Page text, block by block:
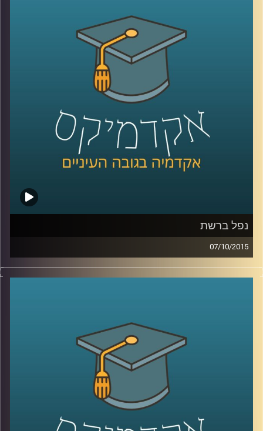
בעשייה למען נשים במעגל האלימות ושזורים
בשירים והגיגים שכתבה, שיראו אור בספרה
"להיות אישה". תכנית מיוחדת לקראת
היום הבינלאומי למיגור האלימות נגד נשים
קרדיט תמונות: AudioVersity
נפל ברשת
07/10/2015
הרשת מבלבלת לנו את כל החוקים! פרופסור
מידע. האחריות תועיל במניעת עבירות כגון
פלישה למידע אישי, הורדות לא חוקיות
ושימושים לא רצויים אחרים, אבל יש לזה גם
צדדים בעיתיים (כנראה שהבחנתם באחד או
קרדיט תמונות: AudioVersity